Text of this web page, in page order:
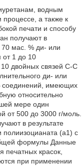
водным
а также к
печати и способу
получают в
70 мас. % ди- или
от 1 до 10
двойных связей C-C
ди- или
соединений, имеющих
относительно
мере один
от 500 до 3000 г/моль.
в результате
(а1) с
формулы Данные
красок,
при применении